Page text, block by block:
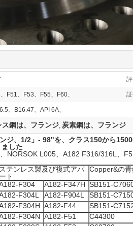
F51、F53、F55、F60、
、B16.47、API 6A、
ス鋼は、フランジ, 炭素鋼は、フランジ
ジ、1/2」- 98"を、クラス150から
した
NORSOK L005、A182 F316/316L、
ステンレス製及び複式アパ
ート
Copper&の
F304 A182-F347H SB151-
F304L A182-F904L SB151-
F304H A182-F44 SB151-
F304N A182-F51 C44300